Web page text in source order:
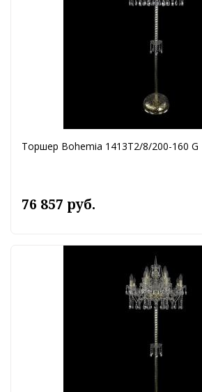
Торшер Bohemia 1413T2/8/200-160 G
76 857 руб.